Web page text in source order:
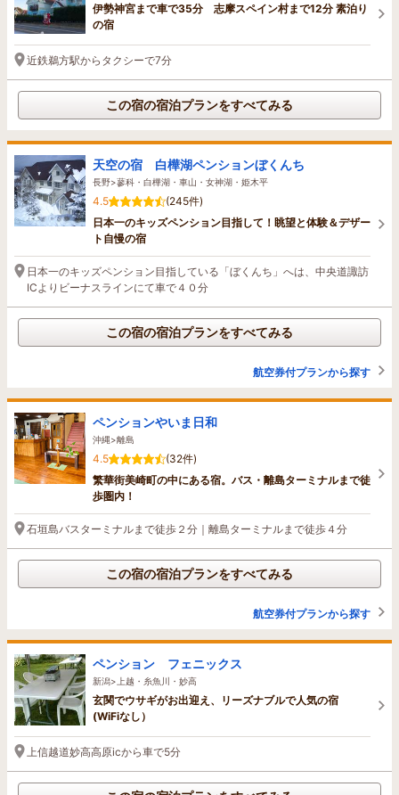
伊勢神宮まで車で35分 志摩スペイン村まで12分 素泊り
の宿
近鉄鵜方駅からタクシーで7分
この宿の宿泊プランをすべてみる
天空の宿 白樺湖ペンションぼくんち
長野>蓼科・白樺湖・車山・女神湖・姫木平
4.5
(245件)
日本一のキッズペンション目指して！眺望と体験＆デザー
ト自慢の宿
日本一のキッズペンション目指している「ぼくんち」へは、中央道諏訪
ICよりビーナスラインにて車で４０分
この宿の宿泊プランをすべてみる
航空券付プランから探す
ペンションやいま日和
沖縄>離島
4.5
(32件)
繁華街美崎町の中にある宿。バス・離島ターミナルまで徒
歩圏内！
石垣島バスターミナルまで徒歩２分｜離島ターミナルまで徒歩４分
この宿の宿泊プランをすべてみる
航空券付プランから探す
ペンション フェニックス
新潟>上越・糸魚川・妙高
玄関でウサギがお出迎え、リーズナブルで人気の宿
(WiFiなし）
上信越道妙高高原icから車で5分